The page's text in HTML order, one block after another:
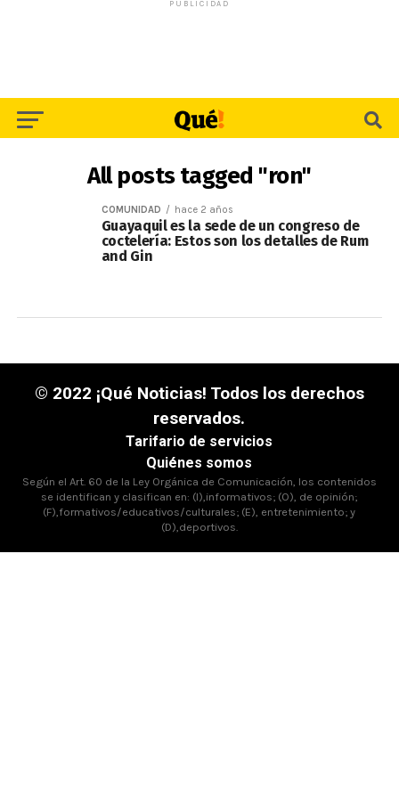
PUBLICIDAD
All posts tagged "ron"
COMUNIDAD hace 2 años
Guayaquil es la sede de un congreso de
coctelería: Estos son los detalles de Rum
and Gin
© 2022 ¡Qué Noticias! Todos los derechos
reservados.
Tarifario de servicios
Quiénes somos
Según el Art. 60 de la Ley Orgánica de Comunicación, los contenidos
se identifican y clasifican en: (I),informativos; (O), de opinión;
(F),formativos/educativos/culturales; (E), entretenimiento; y
(D),deportivos.